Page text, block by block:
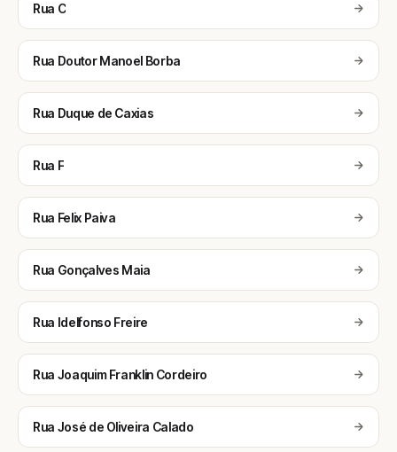
Rua C
Rua Doutor Manoel Borba
Rua Duque de Caxias
Rua F
Rua Felix Paiva
Rua Gonçalves Maia
Rua Idelfonso Freire
Rua Joaquim Franklin Cordeiro
Rua José de Oliveira Calado